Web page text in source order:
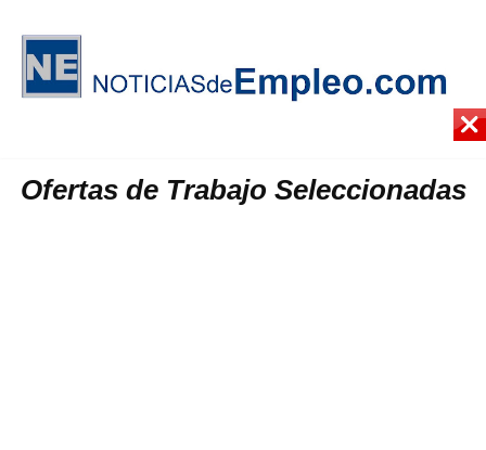
Ofertas de Trabajo Seleccionadas